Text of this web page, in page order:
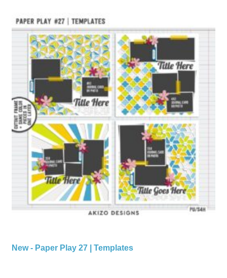
New - Paper Play 27 | Templates